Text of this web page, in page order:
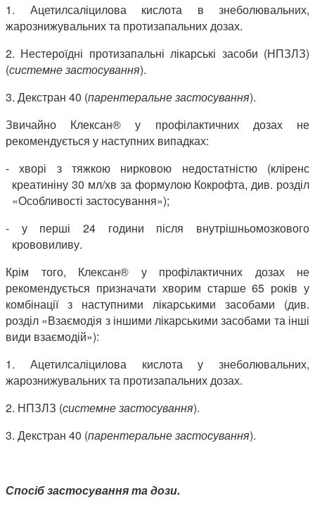
1. Ацетилсаліцилова кислота в знеболювальних,
жарознижувальних та протизапальних дозах.
2. Нестероїдні протизапальні лікарські засоби (НПЗЛЗ)
(системне застосування).
3. Декстран 40 (парентеральне застосування).
Звичайно Клексан® у профілактичних дозах не
рекомендується у наступних випадках:
- хворі з тяжкою нирковою недостатністю (кліренс
креатиніну 30 мл/хв за формулою Кокрофта, див. розділ
«Особливості застосування»);
- у перші 24 години після внутрішньомозкового
крововиливу.
Крім того, Клексан® у профілактичних дозах не
рекомендується призначати хворим старше 65 років у
комбінації з наступними лікарськими засобами (див.
розділ «Взаємодія з іншими лікарськими засобами та інші
види взаємодій»):
1. Ацетилсаліцилова кислота у знеболювальних,
жарознижувальних та протизапальних дозах.
2. НПЗЛЗ (системне застосування).
3. Декстран 40 (парентеральне застосування).
Спосіб застосування та дози.